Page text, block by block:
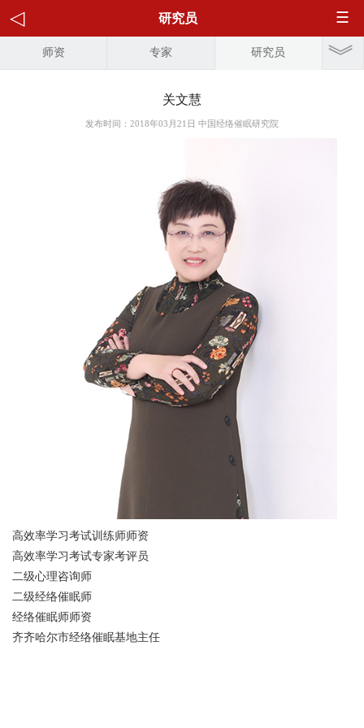
研究员
师资 专家 研究员
关文慧
发布时间：2018年03月21日 中国经络催眠研究院
高效率学习考试训练师师资
高效率学习考试专家考评员
二级心理咨询师
二级经络催眠师
经络催眠师师资
齐齐哈尔市经络催眠基地主任